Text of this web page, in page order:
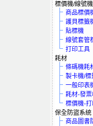
標價機/線號機
商品標價
護貝標籤
貼標機
線號套管
打印工具
耗材
條碼機耗
製卡機/標
一般印表
耗材-發票
標價機-打
保全防盜系統
商品圖書